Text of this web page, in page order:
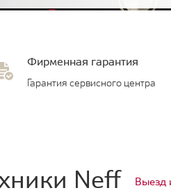
Фирменная гарантия
Гарантия сервисного центра
Neff Выезд